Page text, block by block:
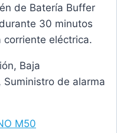
de Batería Buffer
30 minutos
corriente eléctrica.
Baja
de alarma
M50